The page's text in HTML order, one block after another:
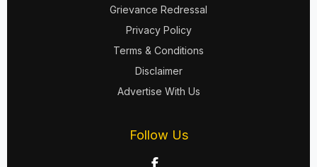
Grievance Redressal
Privacy Policy
Terms & Conditions
Disclaimer
Advertise With Us
Follow Us